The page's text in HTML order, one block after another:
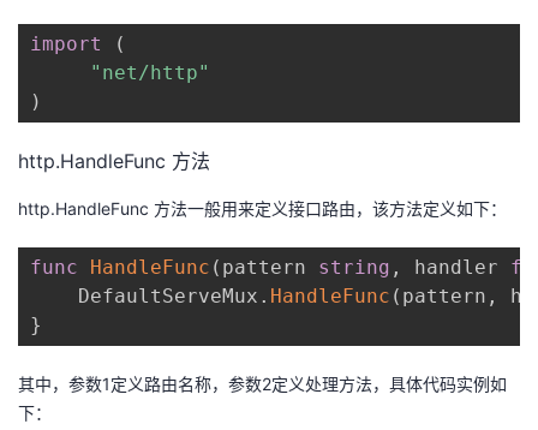
发
者
学
堂
我
课
的
我
Programs
的
支
持
我
的
术
我
云
import
(
"net/http"
)
http.HandleFunc 方法
http.HandleFunc 方法一般用来定义接口路由，该方法定义如下：
func HandleFunc ( pattern string , handler
	DefaultServeMux
. HandleFunc ( pattern ,
}
其中，参数1定义路由名称，参数2定义处理方法，具体代码实例如
下：